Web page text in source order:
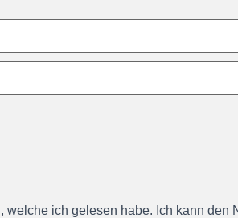
, welche ich gelesen habe. Ich kann den